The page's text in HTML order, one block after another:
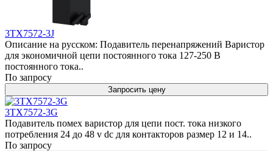
3TX7572-3J
Описание на русском: Подавитель перенапряжений Варистор
для экономичной цепи постоянного тока 127-250 В
постоянного тока..
По запросу
Запросить цену
3TX7572-3G
Подавитель помех варистор для цепи пост. тока низкого
потребления 24 дo 48 v dc для контакторов размер 12 и 14..
По запросу